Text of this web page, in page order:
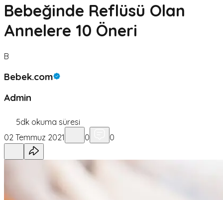
Bebeğinde Reflüsü Olan
Annelere 10 Öneri
B
Bebek.com
Admin
5dk okuma süresi
02 Temmuz 2021
0 0